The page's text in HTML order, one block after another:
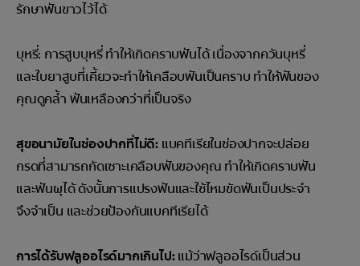
รักษาฟันขาวไว้ได้
บุหรี่: การสูบบุหรี่ ทำให้เกิดคราบฟันได้ เนื่องจากควันบุหรี่
และใบยาสูบที่เคี้ยวจะทำให้เคลือบฟันเป็นคราบ ทำให้ฟันของ
คุณดูคล้ำ ฟันเหลืองกว่าที่เป็นจริง
สุขอนามัยในช่องปากที่ไม่ดี: แบคทีเรียในช่องปากจะปล่อย
กรดที่สามารถกัดเซาะเคลือบฟันของคุณ ทำให้เกิดคราบฟัน
และฟันผุได้ ดังนั้นการแปรงฟันและใช้ไหมขัดฟันเป็นประจำ
จึงจำเป็น และช่วยป้องกันแบคทีเรียได้
การได้รับฟลูออไรด์มากเกินไป:แม้ว่าฟลูออไรด์เป็นส่วน